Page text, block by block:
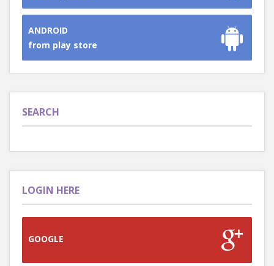
ANDROID
from play store
SEARCH
LOGIN HERE
GOOGLE